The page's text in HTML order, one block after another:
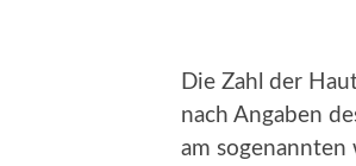
Die Zahl der
nach Angaben
am sogenannten